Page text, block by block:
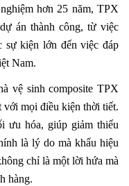
hơn 25 năm, TPX
án thành công, từ việc
sự kiện lớn đến việc đáp
Nam.
vệ sinh composite TPX
với mọi điều kiện thời tiết.
ưu hóa, giúp giảm thiểu
là lý do mà khẩu hiệu
chỉ là một lời hứa mà
hàng.